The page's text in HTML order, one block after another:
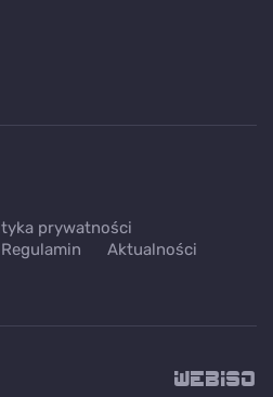
prywatności
Regulamin
Aktualności
WEBISO